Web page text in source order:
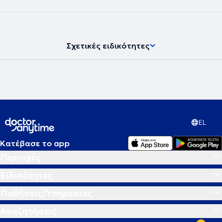
Σχετικές ειδικότητες
EL
Κατέβασε το app